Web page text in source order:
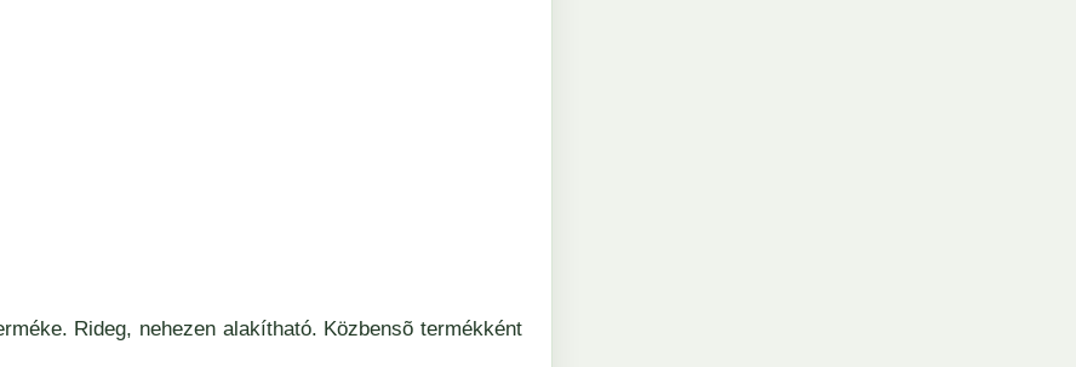
Rideg, nehezen alakítható. Közbensõ termékként